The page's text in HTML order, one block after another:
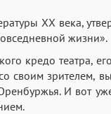
XX века,
жизни».
кредо театра,
своим зрителем,
И вот